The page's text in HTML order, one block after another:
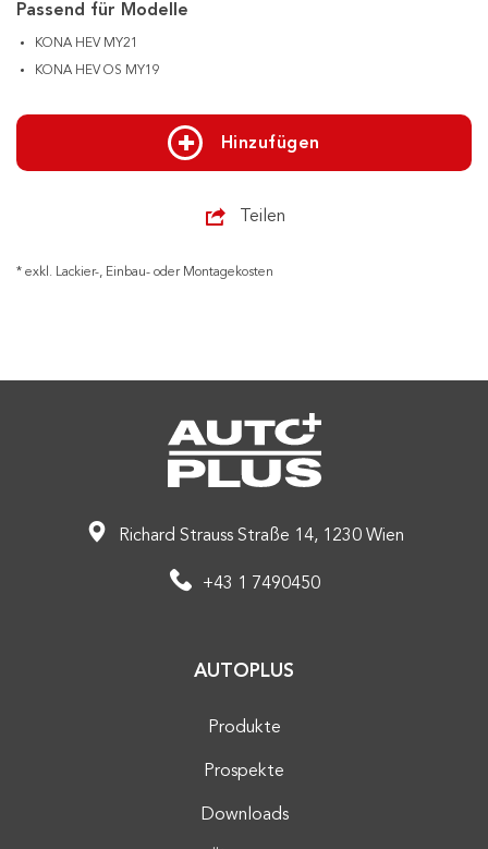
Passend für Modelle
KONA HEV MY21
KONA HEV OS MY19
Hinzufügen
Teilen
* exkl. Lackier-, Einbau- oder Montagekosten
Richard Strauss Straße 14, 1230 Wien
+43 1 7490450
AUTOPLUS
Produkte
Prospekte
Downloads